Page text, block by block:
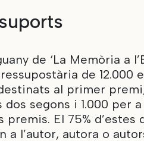
de ‘La Memòria a
de 12.000
al primer
dos segons i 1.000 per
premis. El 75% d’estes
a l’autor, autora o